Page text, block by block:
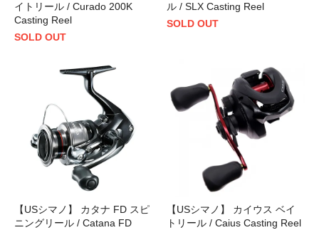
イトリール / Curado 200K
Casting Reel
SOLD OUT
ル / SLX Casting Reel
SOLD OUT
【USシマノ】 カタナ FD スピ
ニングリール / Catana FD
【USシマノ】 カイウス ベイ
トリール / Caius Casting Reel